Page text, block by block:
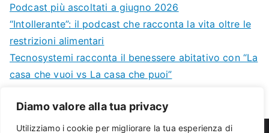
Diamo valore alla tua privacy
Utilizziamo i cookie per migliorare la tua esperienza di
Podcast più ascoltati a giugno 2026
“Intollerante”: il podcast che racconta la vita oltre le
restrizioni alimentari
Tecnosystemi racconta il benessere abitativo con “La
casa che vuoi vs La casa che puoi”